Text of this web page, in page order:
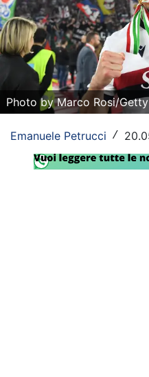
Champions League
Europa League
Altri Sport
Formula 1
Tennis
Vela
Photo by Marco Rosi/
Emanuele Petrucci /